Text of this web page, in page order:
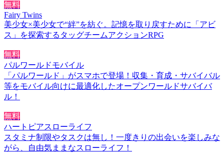
無料
Fairy Twins
美少女×美少女で“絆”を紡ぐ。記憶を取り戻すために「アビ
ス」を探索するタッグチームアクションRPG
無料
パルワールドモバイル
「パルワールド」がスマホで登場！収集・育成・サバイバル
等をモバイル向けに最適化したオープンワールドサバイバ
ル！
無料
ハートピアスローライフ
スタミナ制限やタスクは無し！一度きりの出会いを楽しみな
がら、自由気ままなスローライフ！